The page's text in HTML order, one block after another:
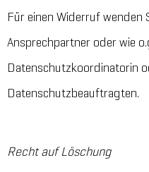
Für einen Widerruf wenden
Ansprechpartner oder wie
Datenschutzkoordinatorin
Datenschutzbeauftragten.
Recht auf Löschung